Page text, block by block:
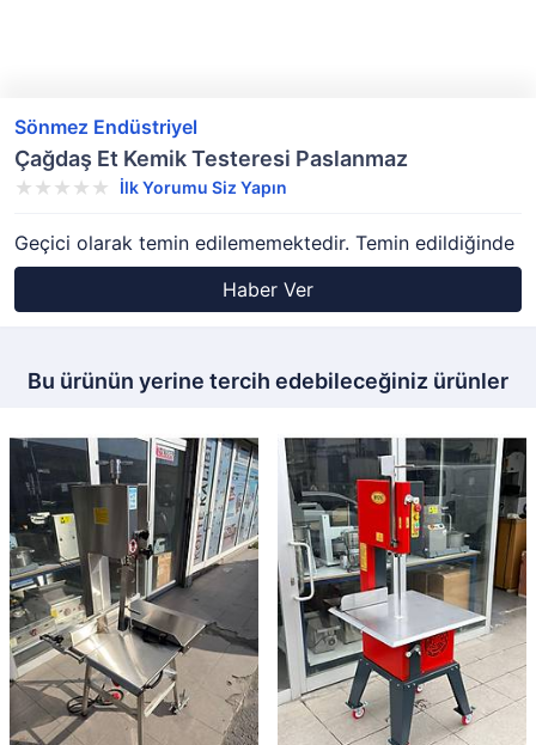
Sönmez Endüstriyel
Çağdaş Et Kemik Testeresi Paslanmaz
İlk Yorumu Siz Yapın
Geçici olarak temin edilememektedir. Temin edildiğinde
Haber Ver
Bu ürünün yerine tercih edebileceğiniz ürünler